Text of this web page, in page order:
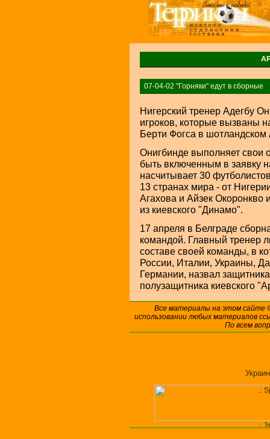
07-04-02 "Горняки" едут в сборные
Нигерский тренер Адегбу
игроков, которые вызваны
Берти Фогса в
Онигбинде выполняет свои
быть включенным в заявку
насчитывает 30
13 странах мира - от
Агахова и Айзек Окоронкво
из киевского "Динамо".
17 апреля в Белграде
командой. Главный тренер
составе своей команды, в
России, Италии, Украины,
Германии, назвал
полузащитника киевского
Все материалы на этом сайте
использовании любых материалов
По всем
.: